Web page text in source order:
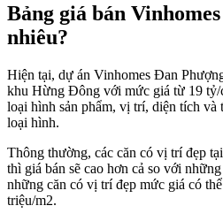
Bảng giá bán
nhiêu?
Hiện tại, dự án Vinhomes Đan
khu Hừng Đông với mức giá từ 19 tỷ/
loại hình sản phẩm, vị trí, diện tích và
loại hình.
Thông thường, các căn có vị trí đẹp
thì giá bán sẽ cao hơn cả so với
những căn có vị trí đẹp mức giá có
triệu/m2.